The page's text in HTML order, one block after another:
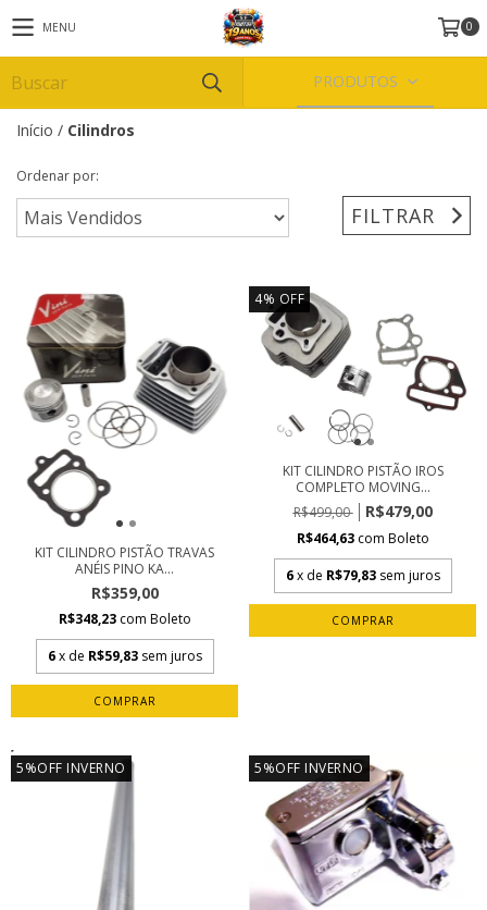
MENU 0
PRODUTOS
Início / Cilindros
Ordenar por:
FILTRAR
KIT CILINDRO PISTÃO TRAVAS
ANÉIS PINO KA...
R$359,00
R$348,23 com Boleto
6 x de R$59,83 sem juros
4% OFF
KIT CILINDRO PISTÃO IROS
COMPLETO MOVING...
R$499,00
R$479,00
R$464,63 com Boleto
6 x de R$79,83 sem juros
5%OFF INVERNO 5%OFF INVERNO